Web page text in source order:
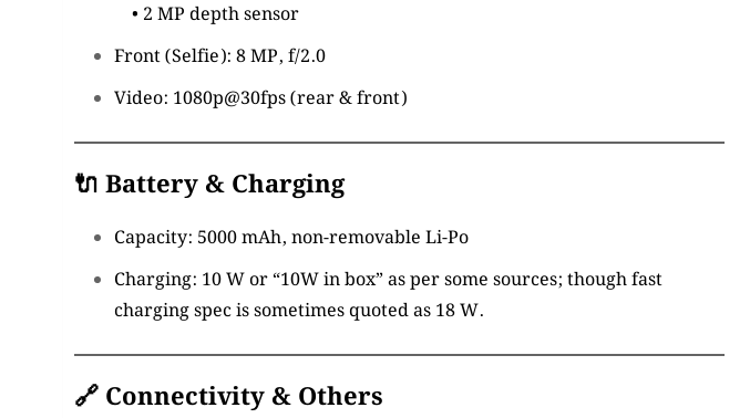
• 2 MP depth sensor
Front (Selfie): 8 MP, f/2.0
Video: 1080p@30fps (rear & front)
🔌 Battery & Charging
Capacity: 5000 mAh, non-removable Li-Po
Charging: 10 W or “10W in box” as per some sources; though fast
charging spec is sometimes quoted as 18 W.
🔗 Connectivity & Others